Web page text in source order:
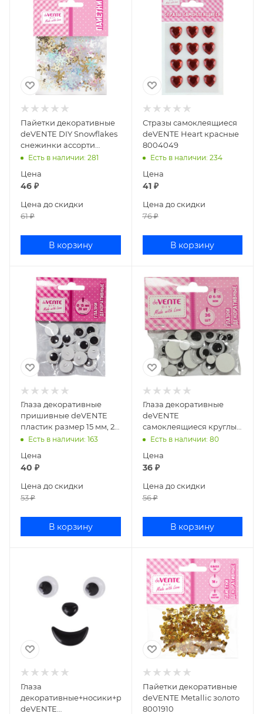
Пайетки декоративные
deVENTE DIY Snowflakes
снежинки ассорти
8001503
Есть в наличии: 281
Цена
46 ₽
Цена до скидки
61₽
В корзину
Стразы самоклеящиеся
deVENTE Heart красные
8004049
Есть в наличии: 234
Цена
41₽
Цена до скидки
76₽
В корзину
Глаза декоративные
пришивные deVENTE
пластик размер 15 мм, 20
шт 8001304
Есть в наличии: 163
Цена
40 ₽
Цена до скидки
53₽
В корзину
Глаза декоративные
deVENTE
самоклеящиеся круглые
пластик 6-18 мм, 36 шт
Есть в наличии: 80
Цена
36₽
Цена до скидки
56₽
В корзину
Глаза
декоративные+носики+ротики
deVENTE
Пайетки декоративные
deVENTE Metallic золото
8001910